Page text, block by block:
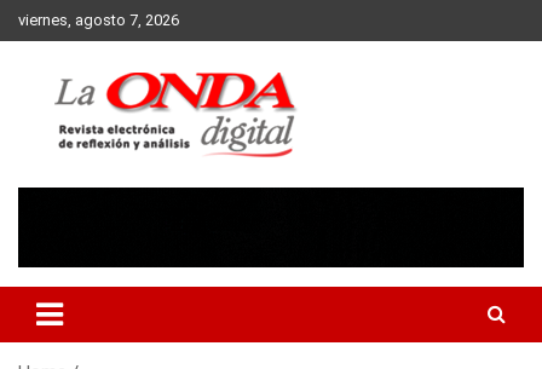
Skip
to
viernes, agosto 7, 2026